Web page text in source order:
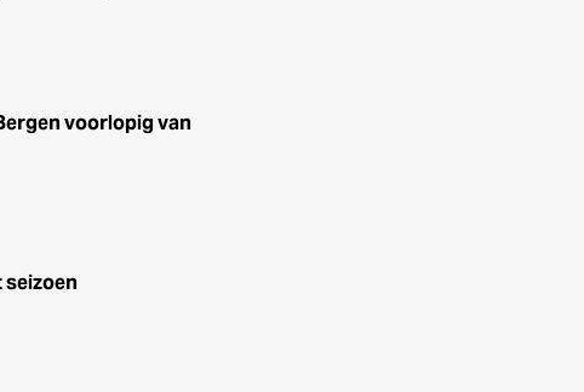
voorlopig van
seizoen